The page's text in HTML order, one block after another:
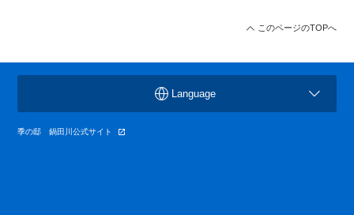
このページのTOPへ
季の邸 鍋田川公式サイト
Language